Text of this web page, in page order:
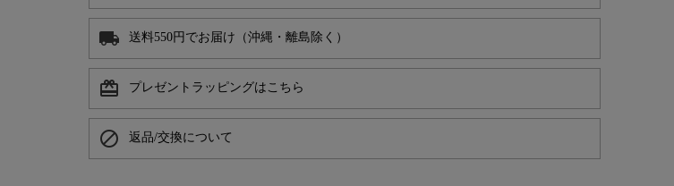
local_shipping 送料550円でお届け（沖縄・離島除く）
card_giftcard プレゼントラッピングはこちら
block 返品/交換について